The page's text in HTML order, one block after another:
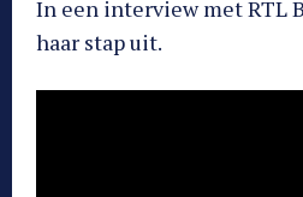
In een interview met RTL
haar stap uit.